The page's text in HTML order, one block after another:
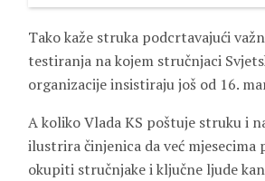
Tako kaže struka podcrtavajući
testiranja na kojem stručnjaci
organizacije insistiraju još od 16.
A koliko Vlada KS poštuje struku i
ilustrira činjenica da već
okupiti stručnjake i ključne ljude